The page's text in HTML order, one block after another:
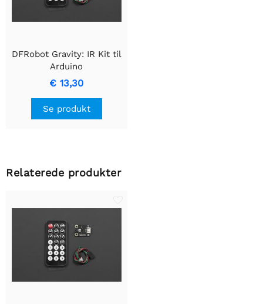
DFRobot Gravity: IR Kit til
Arduino
€ 13,30
Se produkt
Relaterede produkter